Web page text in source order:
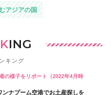
アジアの国
KING
キング
の様子をリポート（2022年4月時
ンナプーム空港でお土産探しを